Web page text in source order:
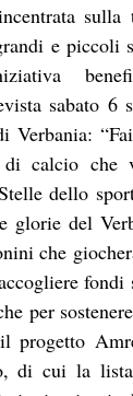
e piccoli
sabato 6
Verbania:
calcio che
dello
glorie del
che
fondi
per
progetto
di cui la